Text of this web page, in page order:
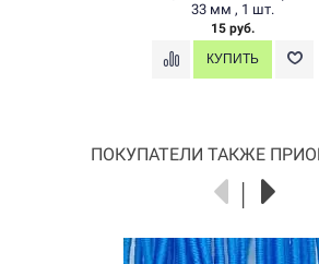
33 мм , 1 шт.
15 руб.
ПОКУПАТЕЛИ ТАКЖЕ